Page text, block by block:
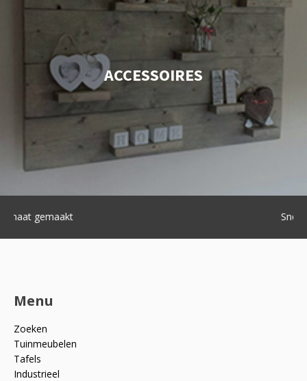
ACCESSOIRES
Menu
Zoeken
Tuinmeubelen
Tafels
Industrieel